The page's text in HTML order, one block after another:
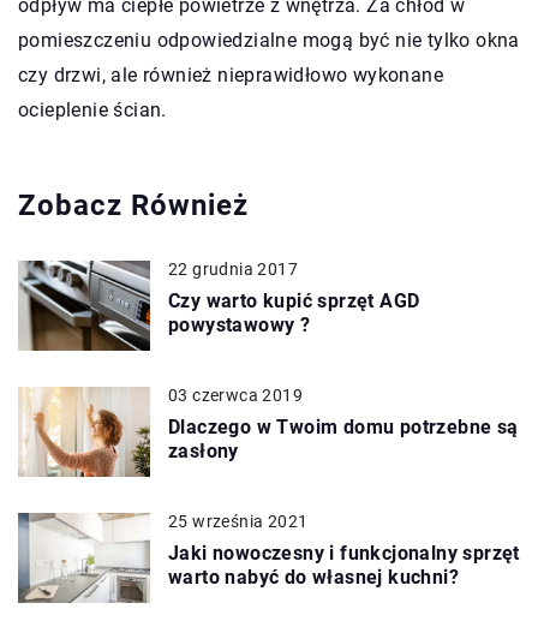
odpływ ma ciepłe powietrze z wnętrza. Za chłód w
pomieszczeniu odpowiedzialne mogą być nie tylko okna
czy drzwi, ale również nieprawidłowo wykonane
ocieplenie ścian.
Zobacz Również
22 grudnia 2017
Czy warto kupić sprzęt AGD
powystawowy ?
03 czerwca 2019
Dlaczego w Twoim domu potrzebne są
zasłony
25 września 2021
Jaki nowoczesny i funkcjonalny sprzęt
warto nabyć do własnej kuchni?